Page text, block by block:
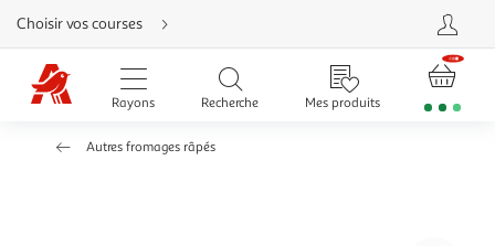
Aller
directement
au
contenu
Aller
directement
Aller
Choisir vos courses
Rayons Recherche Mes produits
Autres fromages râpés